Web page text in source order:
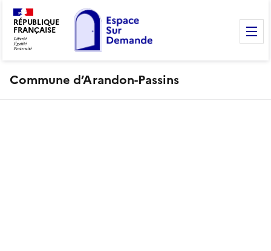
RÉPUBLIQUE
FRANÇAISE
Commune d’Arandon-Passins